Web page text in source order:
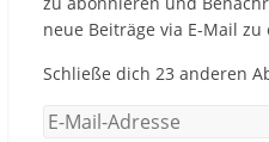
neue Beiträge via E-Mail zu
Schließe dich 23 anderen
E-